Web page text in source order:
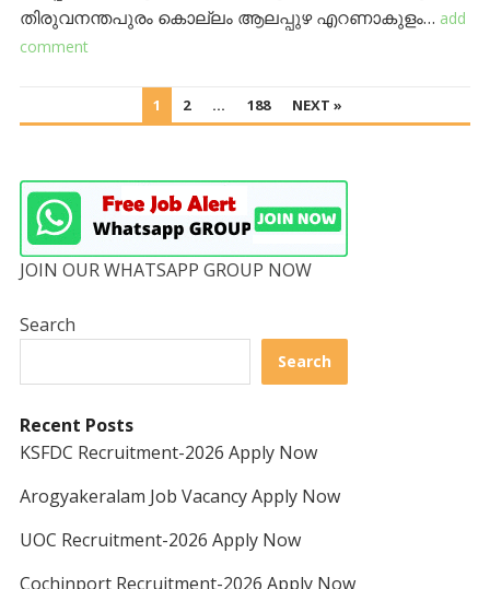
തിരുവനന്തപുരം ​കൊല്ലം ​ആലപ്പുഴ ​എറണാകുളം… add
comment
PAGINATION
1 2 … 188 NEXT »
JOIN OUR WHATSAPP GROUP NOW
Search
Search
Recent Posts
KSFDC Recruitment-2026 Apply Now
Arogyakeralam Job Vacancy Apply Now
UOC Recruitment-2026 Apply Now
Cochinport Recruitment-2026 Apply Now